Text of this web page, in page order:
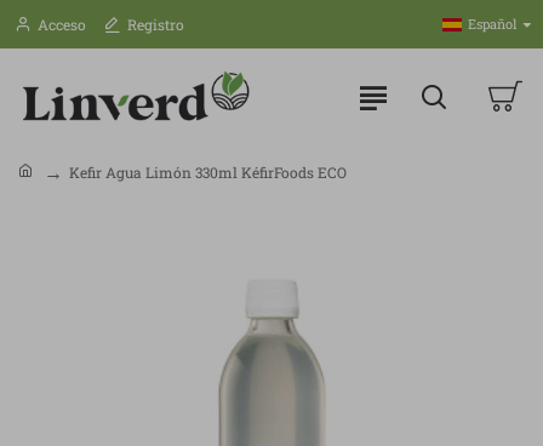
Acceso Registro Español
Kefir Agua Limón 330ml KéfirFoods ECO